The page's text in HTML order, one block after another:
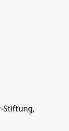
Stiftung,